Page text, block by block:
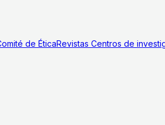
de ÉticaRevistas Centros de